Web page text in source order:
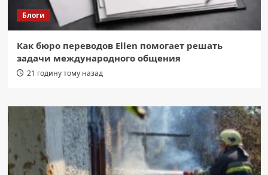
Блоги
Как бюро переводов Ellen помогает решать
задачи международного общения
21 годину тому назад